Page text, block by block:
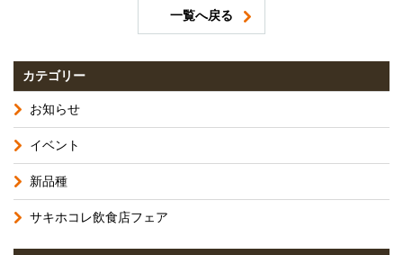
一覧へ戻る
カテゴリー
お知らせ
イベント
新品種
サキホコレ飲食店フェア